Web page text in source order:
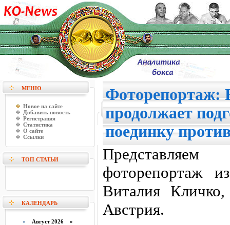
МЕНЮ
Новое на сайте
Добавить новость
Регистрация
Статистика
О сайте
Ссылки
ТОП СТАТЬИ
КАЛЕНДАРЬ
« Август 2026 »
Фоторепортаж:
продолжает
поединку
фоторепортаж
Виталия
Австрия.